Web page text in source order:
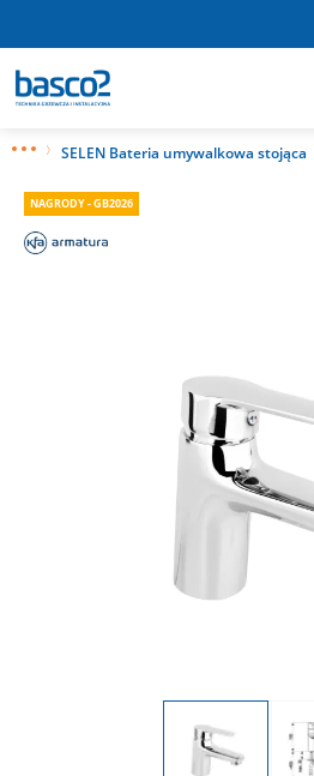
SELEN Bateria umywalkowa stojąca
NAGRODY - GB2026